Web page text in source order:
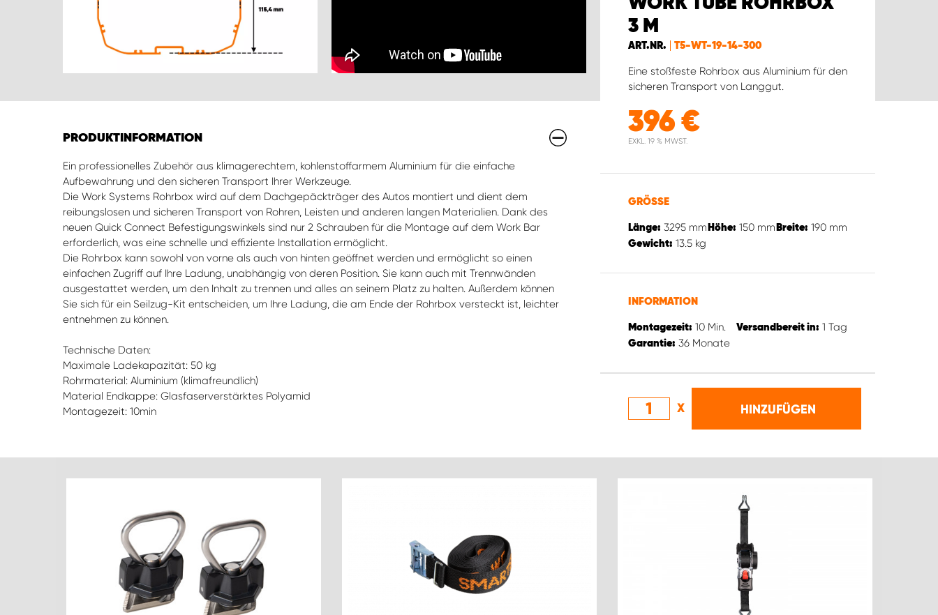
3 M
ART.NR. T5-WT-19-14-300
Eine stoßfeste Rohrbox aus Aluminium für den
sicheren Transport von Langgut.
396 €
EXKL. 19 % MWST.
GRÖSSE
Länge: 3295 mm Höhe: 150 mm Breite: 190 mm
Gewicht: 13.5 kg
INFORMATION
Montagezeit: 10 Min. Versandbereit in: 1 Tag
Garantie: 36 Monate
X HINZUFÜGEN
PRODUKTINFORMATION
Ein professionelles Zubehör aus klimagerechtem, kohlenstoffarmem Aluminium für die einfache
Aufbewahrung und den sicheren Transport Ihrer Werkzeuge.
Die Work Systems Rohrbox wird auf dem Dachgepäckträger des Autos montiert und dient dem
reibungslosen und sicheren Transport von Rohren, Leisten und anderen langen Materialien. Dank des
neuen Quick Connect Befestigungswinkels sind nur 2 Schrauben für die Montage auf dem Work Bar
erforderlich, was eine schnelle und effiziente Installation ermöglicht.
Die Rohrbox kann sowohl von vorne als auch von hinten geöffnet werden und ermöglicht so einen
einfachen Zugriff auf Ihre Ladung, unabhängig von deren Position. Sie kann auch mit Trennwänden
ausgestattet werden, um den Inhalt zu trennen und alles an seinem Platz zu halten. Außerdem können
Sie sich für ein Seilzug-Kit entscheiden, um Ihre Ladung, die am Ende der Rohrbox versteckt ist, leichter
entnehmen zu können.
Technische Daten:
Maximale Ladekapazität: 50 kg
Rohrmaterial: Aluminium (klimafreundlich)
Material Endkappe: Glasfaserverstärktes Polyamid
Montagezeit: 10min